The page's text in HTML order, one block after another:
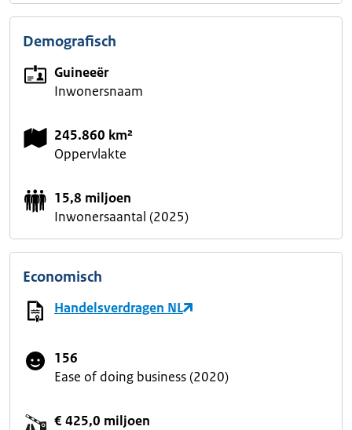
Demografisch
Guineeër
Inwonersnaam
245.860 km²
Oppervlakte
15,8 miljoen
Inwonersaantal (2025)
Economisch
Handelsverdragen NL
156
Ease of doing business (2020)
€ 425,0 miljoen